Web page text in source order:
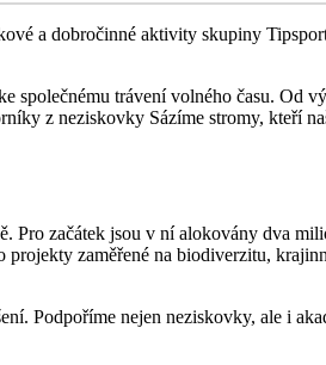
a dobročinné aktivity skupiny
společnému trávení volného času. Od
z neziskovky Sázíme stromy, kteří
Pro začátek jsou v ní alokovány dva
zaměřené na biodiverzitu,
Podpoříme nejen neziskovky, ale i